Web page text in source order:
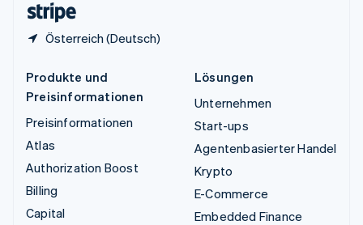
Österreich (Deutsch)
Produkte und
Preisinformationen
Preisinformationen
Atlas
Authorization Boost
Billing
Capital
Lösungen
Unternehmen
Start-ups
Agentenbasierter Handel
Krypto
E-Commerce
Embedded Finance